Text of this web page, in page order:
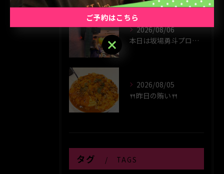
2026/08/06
本日は坂場勇斗プロプレイヤーデイ！！
2026/08/05
🍴昨日の賄い🍴
タグ TAGS
ご予約はこちら
ご予約はこちら